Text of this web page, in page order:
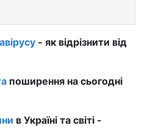
- як відрізнити від
поширення на сьогодні
в Україні та світі -